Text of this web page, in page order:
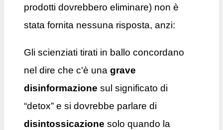
prodotti dovrebbero eliminare) non è
stata fornita nessuna risposta, anzi:
Gli scienziati tirati in ballo concordano
nel dire che c'è una grave
disinformazione sul significato di
“detox” e si dovrebbe parlare di
disintossicazione solo quando la